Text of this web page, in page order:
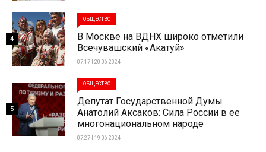
ОБЩЕСТВО
В Москве на ВДНХ широко отметили
Всечувашский «Акатуй»
07:17 | 20-06-2024
4
ОБЩЕСТВО
Депутат Государственной Думы
Анатолий Аксаков: Сила России в ее
многонациональном народе
07:27 | 19-06-2024
5